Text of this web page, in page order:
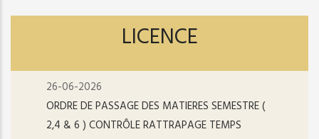
LICENCE
26-06-2026
ORDRE DE PASSAGE DES MATIERES SEMESTRE (
2,4 & 6 ) CONTRÔLE RATTRAPAGE TEMPS